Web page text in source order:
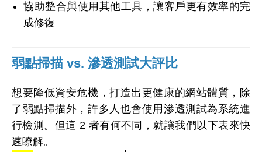
協助整合與使用其他工具，讓客戶更有效率的完
成修復
弱點掃描 vs. 滲透測試大評比
想要降低資安危機，打造出更健康的網站體質，除
了弱點掃描外，許多人也會使用滲透測試為系統進
行檢測。但這 2 者有何不同，就讓我們以下表來快
速瞭解。